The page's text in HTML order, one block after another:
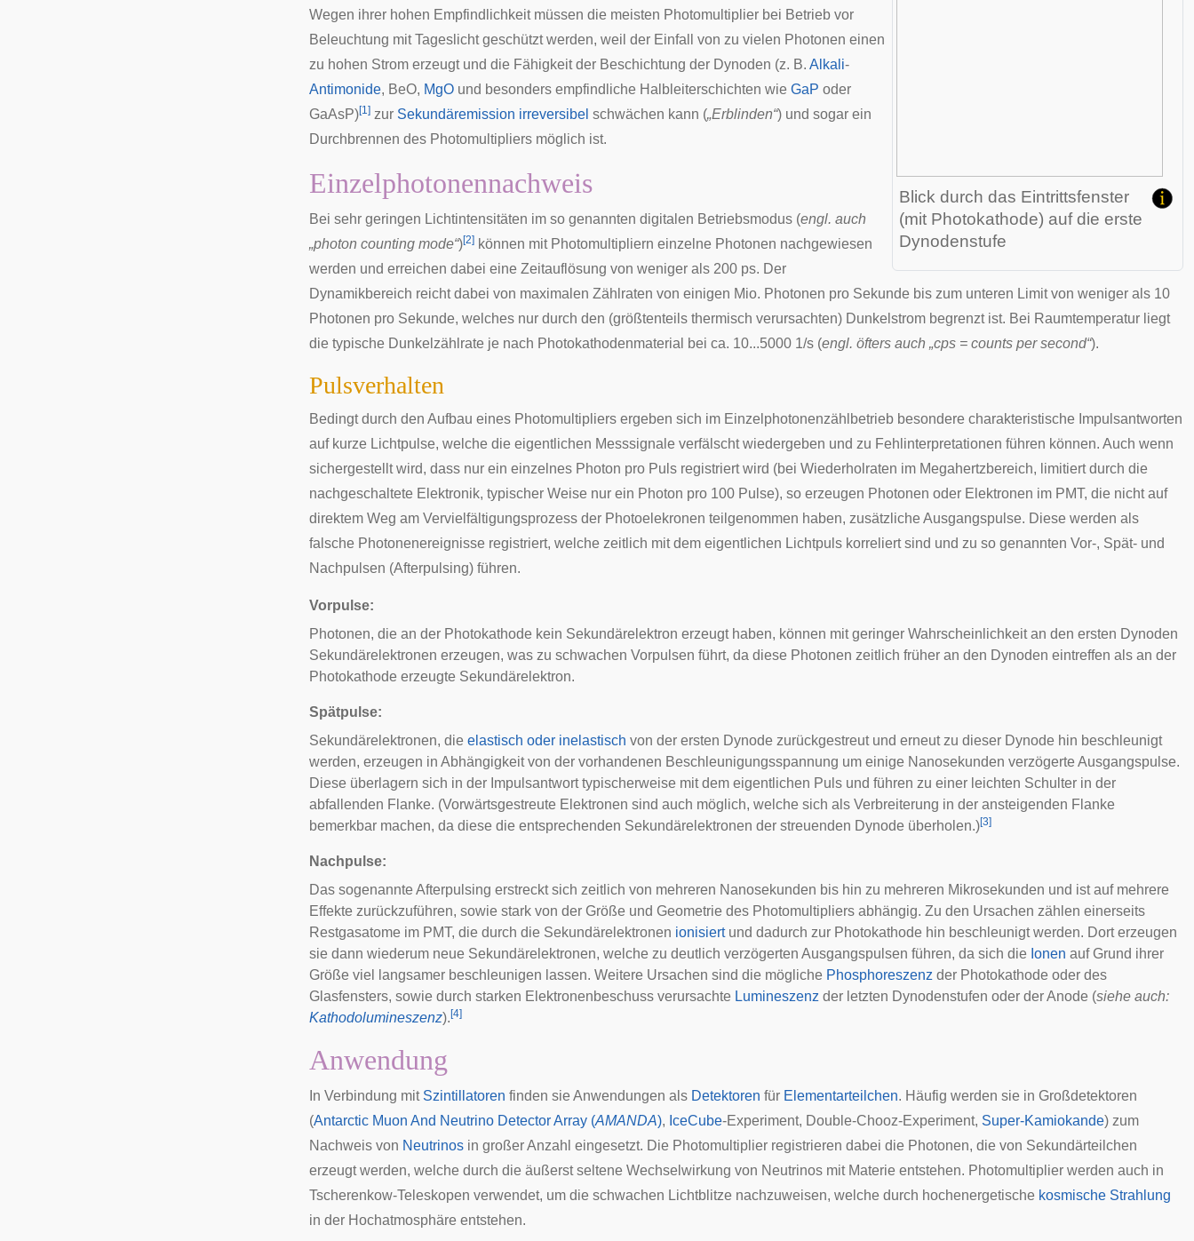
Blick durch das Eintrittsfenster
(mit Photokathode) auf die erste
Dynodenstufe
Wegen ihrer hohen Empfindlichkeit müssen die meisten Photomultiplier bei Betrieb vor
Beleuchtung mit Tageslicht geschützt werden, weil der Einfall von zu vielen Photonen einen
zu hohen Strom erzeugt und die Fähigkeit der Beschichtung der Dynoden (z. B. Alkali-
Antimonide, BeO, MgO und besonders empfindliche Halbleiterschichten wie GaP oder
GaAsP)[1] zur Sekundäremission irreversibel schwächen kann („Erblinden“) und sogar ein
Durchbrennen des Photomultipliers möglich ist.
Einzelphotonennachweis
Bei sehr geringen Lichtintensitäten im so genannten digitalen Betriebsmodus (engl. auch
„photon counting mode“)[2] können mit Photomultipliern einzelne Photonen nachgewiesen
werden und erreichen dabei eine Zeitauflösung von weniger als 200 ps. Der
Dynamikbereich reicht dabei von maximalen Zählraten von einigen Mio. Photonen pro Sekunde bis zum unteren Limit von weniger als 10
Photonen pro Sekunde, welches nur durch den (größtenteils thermisch verursachten) Dunkelstrom begrenzt ist. Bei Raumtemperatur liegt
die typische Dunkelzählrate je nach Photokathodenmaterial bei ca. 10...5000 1/s (engl. öfters auch „cps = counts per second“).
Pulsverhalten
Bedingt durch den Aufbau eines Photomultipliers ergeben sich im Einzelphotonenzählbetrieb besondere charakteristische Impulsantworten
auf kurze Lichtpulse, welche die eigentlichen Messsignale verfälscht wiedergeben und zu Fehlinterpretationen führen können. Auch wenn
sichergestellt wird, dass nur ein einzelnes Photon pro Puls registriert wird (bei Wiederholraten im Megahertzbereich, limitiert durch die
nachgeschaltete Elektronik, typischer Weise nur ein Photon pro 100 Pulse), so erzeugen Photonen oder Elektronen im PMT, die nicht auf
direktem Weg am Vervielfältigungsprozess der Photoelekronen teilgenommen haben, zusätzliche Ausgangspulse. Diese werden als
falsche Photonenereignisse registriert, welche zeitlich mit dem eigentlichen Lichtpuls korreliert sind und zu so genannten Vor-, Spät- und
Nachpulsen (Afterpulsing) führen.
Vorpulse:
Photonen, die an der Photokathode kein Sekundärelektron erzeugt haben, können mit geringer Wahrscheinlichkeit an den ersten Dynoden
Sekundärelektronen erzeugen, was zu schwachen Vorpulsen führt, da diese Photonen zeitlich früher an den Dynoden eintreffen als an der
Photokathode erzeugte Sekundärelektron.
Spätpulse:
Sekundärelektronen, die elastisch oder inelastisch von der ersten Dynode zurückgestreut und erneut zu dieser Dynode hin beschleunigt
werden, erzeugen in Abhängigkeit von der vorhandenen Beschleunigungsspannung um einige Nanosekunden verzögerte Ausgangspulse.
Diese überlagern sich in der Impulsantwort typischerweise mit dem eigentlichen Puls und führen zu einer leichten Schulter in der
abfallenden Flanke. (Vorwärtsgestreute Elektronen sind auch möglich, welche sich als Verbreiterung in der ansteigenden Flanke
bemerkbar machen, da diese die entsprechenden Sekundärelektronen der streuenden Dynode überholen.)[3]
Nachpulse:
Das sogenannte Afterpulsing erstreckt sich zeitlich von mehreren Nanosekunden bis hin zu mehreren Mikrosekunden und ist auf mehrere
Effekte zurückzuführen, sowie stark von der Größe und Geometrie des Photomultipliers abhängig. Zu den Ursachen zählen einerseits
Restgasatome im PMT, die durch die Sekundärelektronen ionisiertund dadurch zur Photokathode hin beschleunigt werden. Dort erzeugen
sie dann wiederum neue Sekundärelektronen, welche zu deutlich verzögerten Ausgangspulsen führen, da sich die Ionen auf Grund ihrer
Größe viel langsamer beschleunigen lassen. Weitere Ursachen sind die mögliche Phosphoreszenz der Photokathode oder des
Glasfensters, sowie durch starken Elektronenbeschuss verursachte Lumineszenz der letzten Dynodenstufen oder der Anode (siehe auch:
Kathodolumineszenz). [4]
Anwendung
In Verbindung mit Szintillatoren finden sie Anwendungen als Detektoren für Elementarteilchen. Häufig werden sie in Großdetektoren
(Antarctic Muon And Neutrino Detector Array (AMANDA), IceCube-Experiment, Double-Chooz-Experiment, Super-Kamiokande) zum
Nachweis von Neutrinos in großer Anzahl eingesetzt. Die Photomultiplier registrieren dabei die Photonen, die von Sekundärteilchen
erzeugt werden, welche durch die äußerst seltene Wechselwirkung von Neutrinos mit Materie entstehen. Photomultiplier werden auch in
Tscherenkow-Teleskopen verwendet, um die schwachen Lichtblitze nachzuweisen, welche durch hochenergetische kosmische Strahlung
in der Hochatmosphäre entstehen.